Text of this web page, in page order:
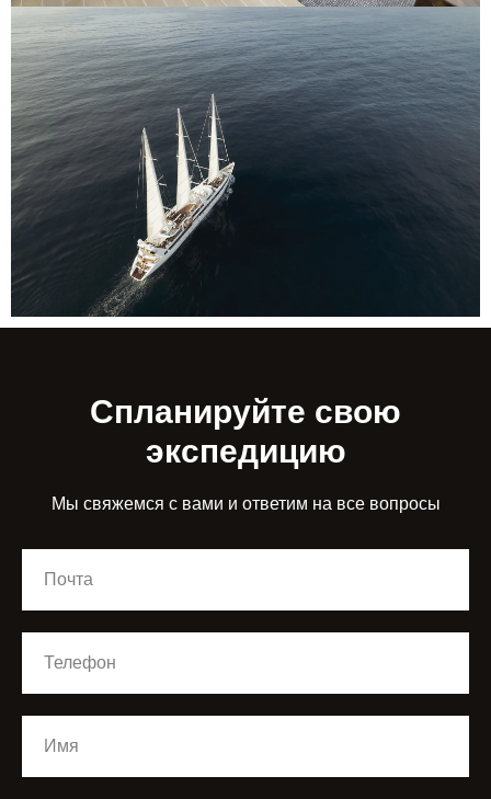
Спланируйте свою
экспедицию
Мы свяжемся с вами и ответим на все вопросы